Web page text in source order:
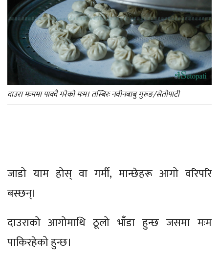
दाउरा मःःममा पाक्दै गरेको मःम। तस्बिरः नवीनबाबु गुरूङ/सेतोपाटी
जाडो याम होस् वा गर्मी, मान्छेहरू आगो वरिपरि
बस्छन्।
दाउराको आगोमाथि ठूलो भाँडा हुन्छ जसमा मःम
पाकिरहेको हुन्छ।